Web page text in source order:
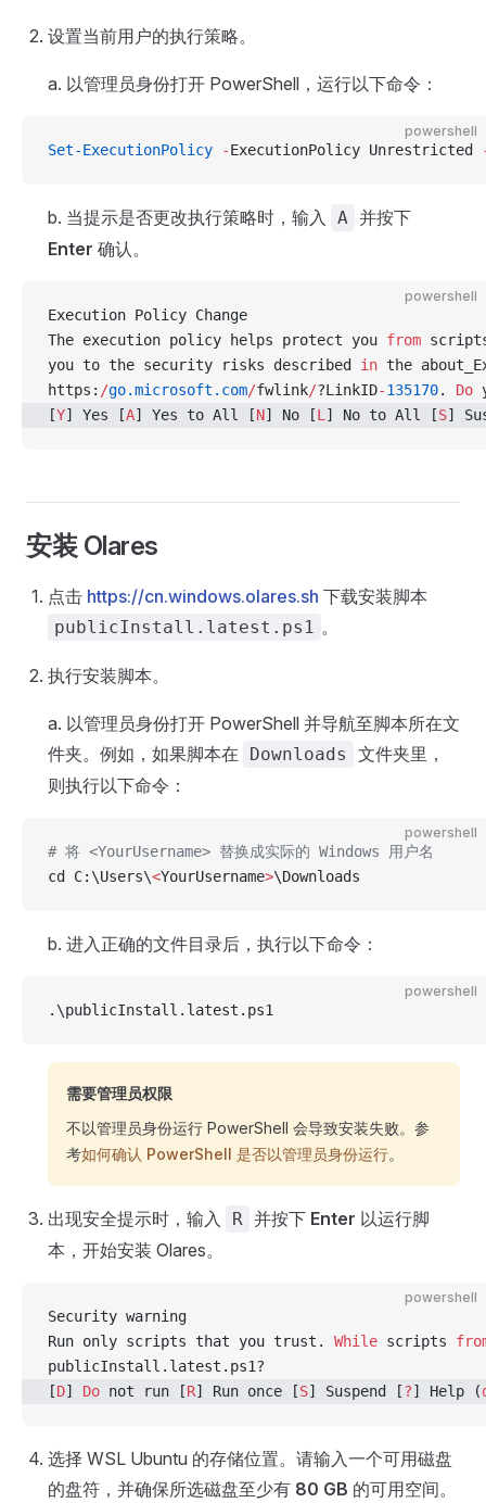
设置当前用户的执行策略。
a. 以管理员身份打开 PowerShell，运行以下命令：
powershell
Set-ExecutionPolicy -ExecutionPolicy Unrestricted
b. 当提示是否更改执行策略时，输入 A 并按下
Enter 确认。
powershell
Execution Policy Change
The execution policy helps protect you from
you to the security risks described in the
https: /go.microsoft.com/fwlink/?LinkID-135170. Do
[Y] Yes [A] Yes to All [N] No [L ] No to All [S]
安装 Olares
点击 https://cn.windows.olares.sh 下载安装脚本
publicInstall.latest.ps1 。
执行安装脚本。
a. 以管理员身份打开 PowerShell 并导航至脚本所在文
件夹。例如，如果脚本在
Downloads
文件夹里，
则执行以下命令：
powershell
# 将 <YourUsername> 替换成实际的 Windows 用户名
cd C:\Users\<YourUsername>\Downloads
b. 进入正确的文件目录后，执行以下命令：
powershell
.\publicInstall.latest.ps1
需要管理员权限
不以管理员身份运行 PowerShell 会导致安装失败。参
考如何确认 PowerShell 是否以管理员身份运行。
出现安全提示时，输入 R 并按下 Enter 以运行脚
本，开始安装 Olares。
powershell
Security warning
Run only scripts that you trust. While scripts
publicInstall.latest.ps1?
[D] Do not run [R] Run once [S] Suspend [?] Help (
选择 WSL Ubuntu 的存储位置。请输入一个可用磁盘
的盘符，并确保所选磁盘至少有 80 GB 的可用空间。